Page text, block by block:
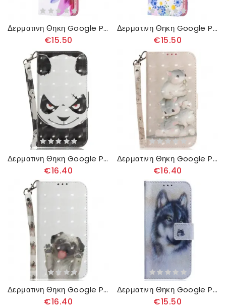
Δερματινη Θηκη Google Pixel 8 Ακουαρέλα Λουλούδι Σιλικόνης
€15.50
Δερματινη Θηκη Google Pixel 8 Πεταλούδες Με Ακουαρέλα
€15.50
Δερματινη Θηκη Google Pixel 8 Angry Panda Με Λουράκι
€16.40
Δερματινη Θηκη Google Pixel 8 Χάμστερ Με Λουρί Σιλικόνης
€16.40
Δερματινη Θηκη Google Pixel 8 Παξιμάδι Με Ιμάντες
€16.40
Δερματινη Θηκη Google Pixel 8 Σκύλος Ακουαρέλας
€15.50